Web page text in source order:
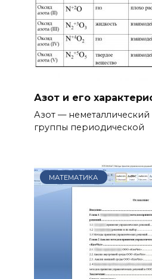
Азот и его
Азот — неметаллический
группы периодической
МАТЕМАТИКА